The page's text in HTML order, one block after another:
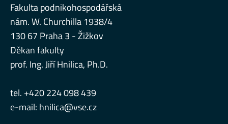
Fakulta podnikohospodářská
nám. W. Churchilla 1938/4
130 67 Praha 3 - Žižkov
Děkan fakulty
prof. Ing. Jiří Hnilica, Ph.D.
tel. +420 224 098 439
e-mail: hnilica@vse.cz